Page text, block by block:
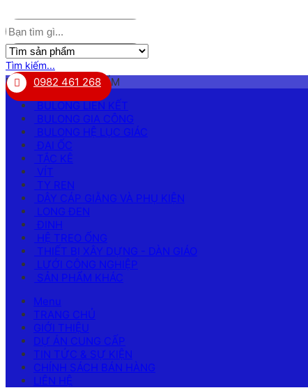
Tìm kiếm...
0982 461 268
DANH MỤC SẢN PHẨM
BULONG LIÊN KẾT
BULONG GIA CÔNG
BULONG HỆ LỤC GIÁC
ĐAI ỐC
TẮC KÊ
VÍT
TY REN
DÂY CÁP GIẰNG VÀ PHỤ KIỆN
LONG ĐEN
ĐINH
HỆ TREO ỐNG
THIẾT BỊ XÂY DỰNG - DÀN GIÁO
LƯỚI CÔNG NGHIỆP
SẢN PHẨM KHÁC
Menu
TRANG CHỦ
GIỚI THIỆU
DỰ ÁN CUNG CẤP
TIN TỨC & SỰ KIỆN
CHÍNH SÁCH BÁN HÀNG
LIÊN HỆ